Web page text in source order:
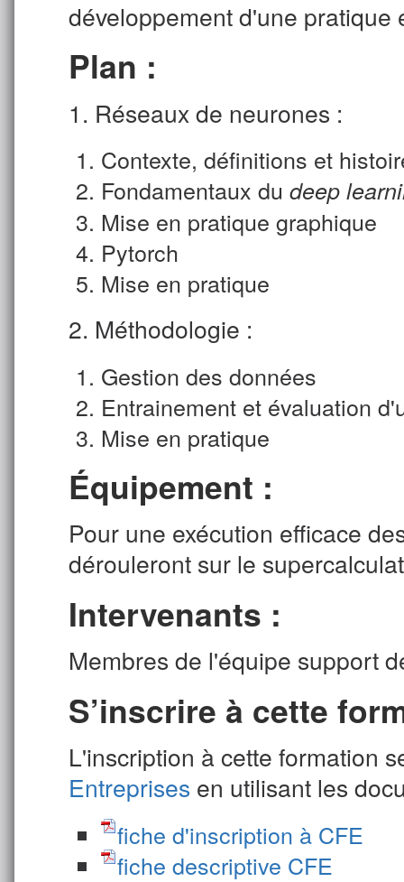
développement d'une
Plan :
1. Réseaux de neurones :
Contexte, définitions et
Fondamentaux du deep
Mise en pratique graphique
Pytorch
Mise en pratique
2. Méthodologie :
Gestion des données
Entrainement et évaluation
Mise en pratique
Équipement :
Pour une exécution efficace
dérouleront sur le
Intervenants :
Membres de l'équipe support
S’inscrire à cette
L'inscription à cette formation
Entreprises en utilisant les
fiche d'inscription à CFE
fiche descriptive CFE